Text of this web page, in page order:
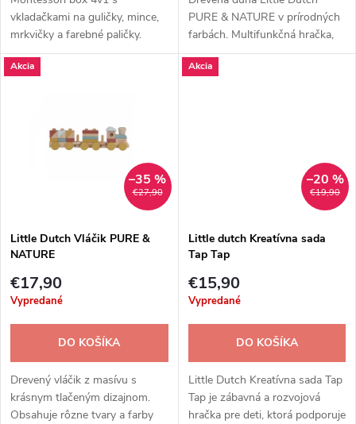
d
u
v
u
k
vkladačkami na guličky, mince,
mrkvičky a farebné paličky.
Podporuje motoriku, farby a
logiku od 1 roka.
PURE & NATURE v prírodných
farbách. Multifunkčná hračka,
ktorá rozvíja kreativitu,
motoriku a fantáziu detí od 1
Akcia
€27,90
–35 %
Little Dutch Vláčik PURE &
NATURE
€17,90
Vypredané
DO KOŠÍKA
Drevený vláčik z masívu s
krásnym tlačeným dizajnom.
Obsahuje rôzne tvary a farby
Akcia
€19,90
–20 %
Little dutch Kreatívna sada
Tap Tap
€15,90
Vypredané
DO KOŠÍKA
Little Dutch Kreatívna sada Tap
Tap je zábavná a rozvojová
hračka pre deti, ktorá podporuje